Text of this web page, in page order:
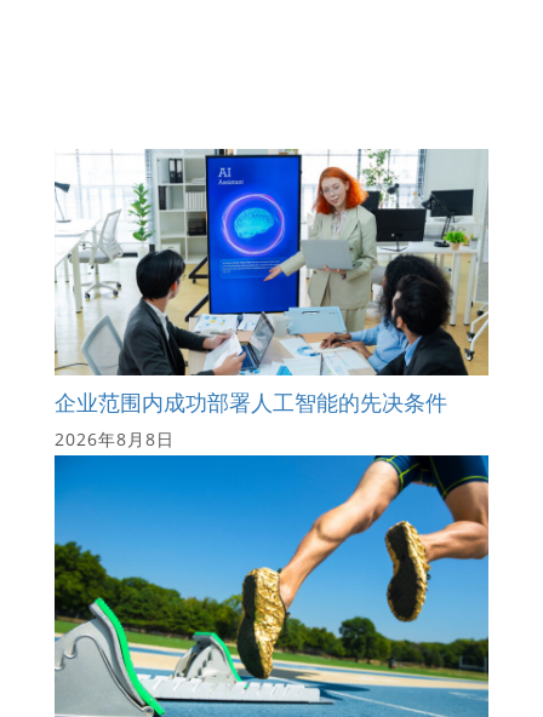
企业范围内成功部署人工智能的先决条件
2026年8月8日